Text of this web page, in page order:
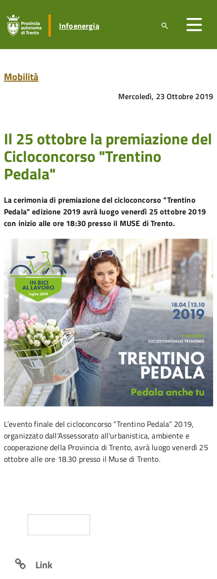
Infoenergia
Mobilità
Mercoledì, 23 Ottobre 2019
Il 25 ottobre la premiazione del
Cicloconcorso "Trentino
Pedala"
La cerimonia di premiazione del cicloconcorso "Trentino
Pedala" edizione 2019 avrà luogo venerdì 25 ottobre 2019
con inizio alle ore 18:30 presso il MUSE di Trento.
L’evento finale del cicloconcorso “Trentino Pedala” 2019,
organizzato dall'Assessorato all'urbanistica, ambiente e
cooperazione della Provincia di Trento, avrà luogo venerdì 25
ottobre alle ore 18.30 presso il Muse di Trento.
Link